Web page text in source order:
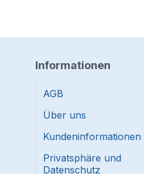
Informationen
AGB
Über uns
Kundeninformationen
Privatsphäre und
Datenschutz